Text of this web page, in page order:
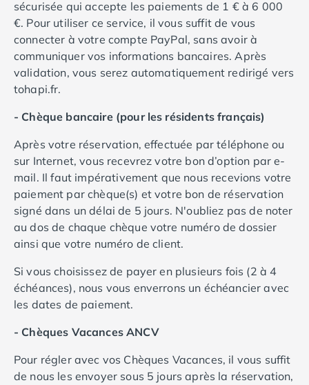
Camping Argelès-sur-Mer
Camping Canet-en-Roussillon
Camping Collioure
Camping Le Barcarès
Camping Perpignan
Camping Saint-Cyprien
Camping Limousin
Camping Lorraine
Camping Vosges
Camping Midi-Pyrénées
Camping Aveyron
Camping Millau
Camping Nant
Camping Saint-Amans-des-Cots
Camping Lot
Camping Lot-et-Garonne
Camping Tarn
Camping Nord-Pas-de-Calais
Camping Berck
Camping Boulogne-sur-Mer
sécurisée qui accepte les paiements de 1 € à 6 000
€. Pour utiliser ce service, il vous suffit de vous
connecter à votre compte PayPal, sans avoir à
communiquer vos informations bancaires. Après
validation, vous serez automatiquement redirigé vers
tohapi.fr.
- Chèque bancaire (pour les résidents français)
Après votre réservation, effectuée par téléphone ou
sur Internet, vous recevrez votre bon d’option par e-
mail. Il faut impérativement que nous recevions votre
paiement par chèque(s) et votre bon de réservation
signé dans un délai de 5 jours. N'oubliez pas de noter
au dos de chaque chèque votre numéro de dossier
ainsi que votre numéro de client.
Si vous choisissez de payer en plusieurs fois (2 à 4
échéances), nous vous enverrons un échéancier avec
les dates de paiement.
- Chèques Vacances ANCV
Pour régler avec vos Chèques Vacances, il vous suffit
de nous les envoyer sous 5 jours après la réservation,